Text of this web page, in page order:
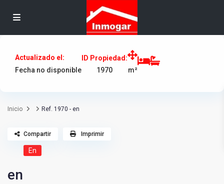
Actualizado el:
Fecha no disponible
ID Propiedad:
1970
m²
Inicio Ref. 1970 - en
En
en
Compartir Imprimir